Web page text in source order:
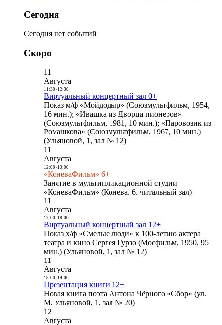
Сегодня
Сегодня нет событий
Скоро
11
Августа
11:30- 12:30
Виртуальный концертный зал 0+
Показ м/ф «Мойдодыр» (Союзмультфильм, 1954,
16 мин.); «Ивашка из Дворца пионеров»
(Союзмультфильм, 1981, 10 мин.); «Паровозик из
Ромашкова» (Союзмультфильм, 1967, 10 мин.)
(Ульяновой, 1, зал № 12)
11
Августа
12:00- 13:00
«КоневаФильм» 6+
Занятие в мультипликационной студии
«КоневаФильм» (Конева, 6, читальный зал)
11
Августа
17:00- 18:00
Виртуальный концертный зал 12+
Показ х/ф «Смелые люди» к 100-летию актера
театра и кино Сергея Гурзо (Мосфильм, 1950, 95
мин.) (Ульяновой, 1, зал № 12)
11
Августа
18:00- 19:00
Презентация книги 12+
Новая книга поэта Антона Чёрного «Сбор» (ул.
М. Ульяновой, 1, зал № 20)
12
Августа